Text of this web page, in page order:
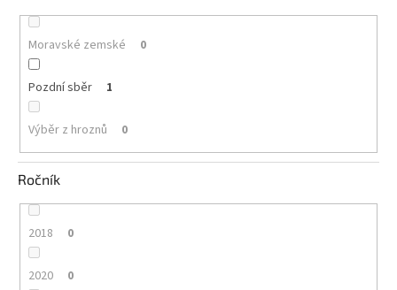
Moravské zemské 0
Pozdní sběr 1
Výběr z hroznů 0
Ročník
2018 0
2020 0